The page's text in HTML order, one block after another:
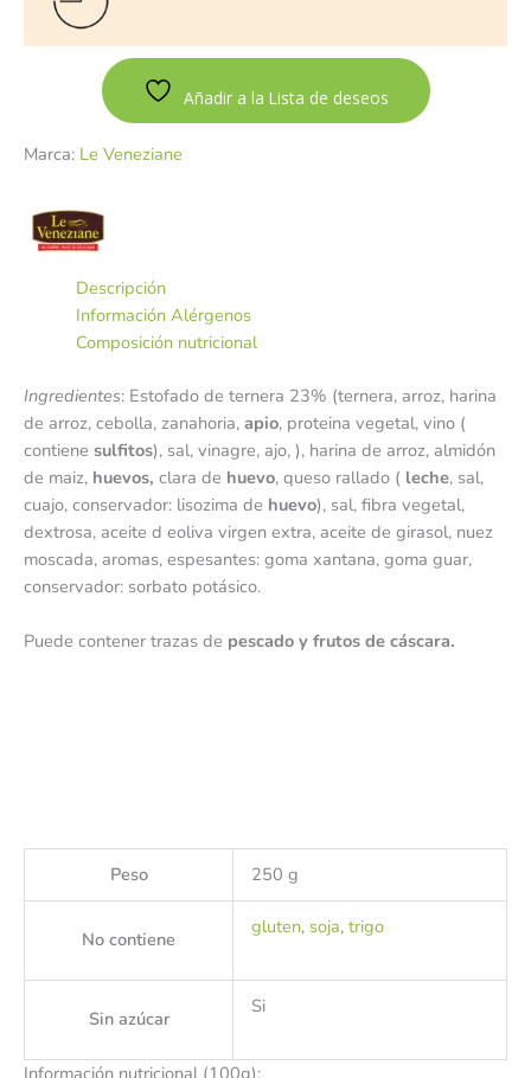
Añadir a la Lista de deseos
Marca: Le Veneziane
Descripción
Información Alérgenos
Composición nutricional
Ingredientes: Estofado de ternera 23% (ternera, arroz, harina
de arroz, cebolla, zanahoria, apio, proteina vegetal, vino (
contiene sulfitos), sal, vinagre, ajo, ), harina de arroz, almidón
de maiz, huevos, clara de huevo, queso rallado ( leche, sal,
cuajo, conservador: lisozima de huevo), sal, fibra vegetal,
dextrosa, aceite d eoliva virgen extra, aceite de girasol, nuez
moscada, aromas, espesantes: goma xantana, goma guar,
conservador: sorbato potásico.
Puede contener trazas de pescado y frutos de cáscara.
Peso 250 g
No contiene
gluten, soja, trigo
Sin azúcar
Si
Información nutricional (100g):